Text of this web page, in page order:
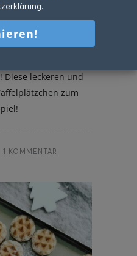
Diese leckeren und
zum
1 KOMMENTAR